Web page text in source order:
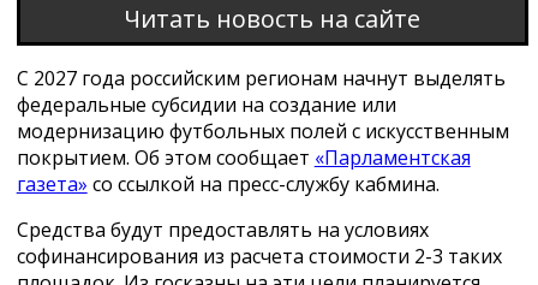
Читать новость на сайте
С 2027 года российским регионам начнут выделять
федеральные субсидии на создание или
модернизацию футбольных полей с искусственным
покрытием. Об этом сообщает «Парламентская
газета» со ссылкой на пресс-службу кабмина.
Средства будут предоставлять на условиях
софинансирования из расчета стоимости 2-3 таких